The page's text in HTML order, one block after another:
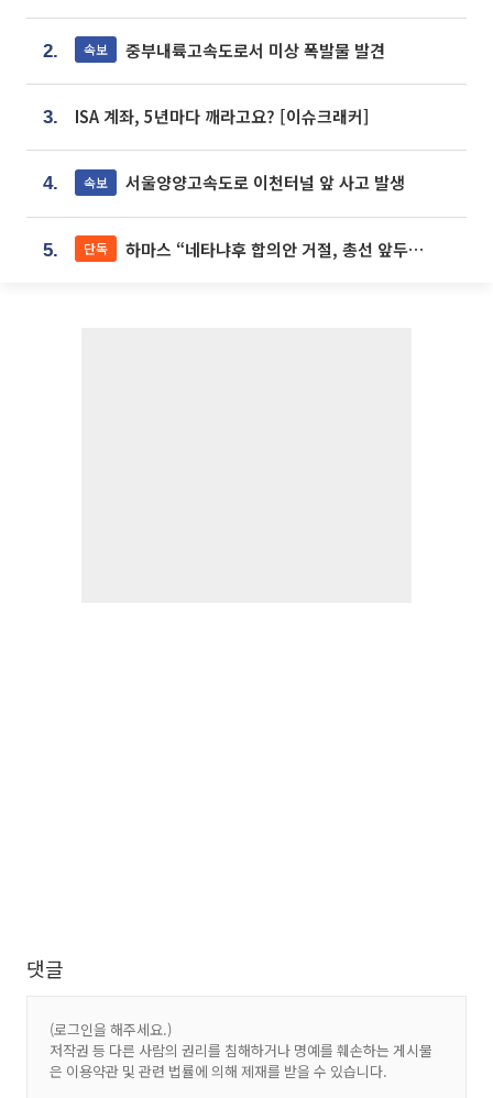
2. 속보 중부내륙고속도로서 미상 폭발물 발견
3. ISA 계좌, 5년마다 깨라고요? [이슈크래커]
4. 속보 서울양양고속도로 이천터널 앞 사고 발생
5. 단독 하마스 “네타냐후 합의안 거절, 총선 앞두고 시간 끌기”
댓글